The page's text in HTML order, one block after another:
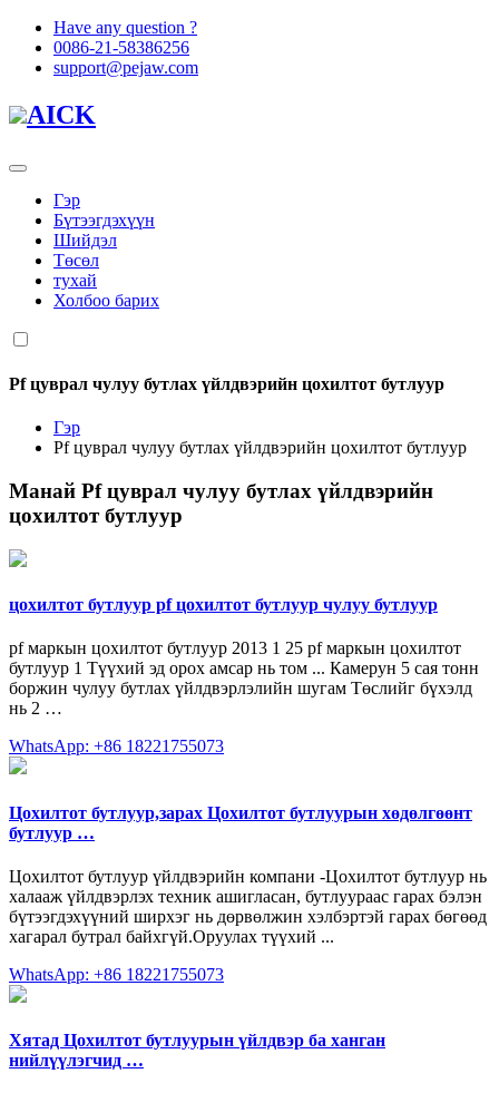
Have any question ?
0086-21-58386256
support@pejaw.com
AICK
Гэр
Бүтээгдэхүүн
Шийдэл
Төсөл
тухай
Холбоо барих
Pf цуврал чулуу бутлах үйлдвэрийн цохилтот бутлуур
Гэр
Pf цуврал чулуу бутлах үйлдвэрийн цохилтот бутлуур
Манай Pf цуврал чулуу бутлах үйлдвэрийн
цохилтот бутлуур
цохилтот бутлуур pf цохилтот бутлуур чулуу бутлуур
pf маркын цохилтот бутлуур 2013 1 25 pf маркын цохилтот
бутлуур 1 Түүхий эд орох амсар нь том ... Камерун 5 сая тонн
боржин чулуу бутлах үйлдвэрлэлийн шугам Төслийг бүхэлд
нь 2 …
WhatsApp: +86 18221755073
Цохилтот бутлуур,зарах Цохилтот бутлуурын хөдөлгөөнт
бутлуур …
Цохилтот бутлуур үйлдвэрийн компани -Цохилтот бутлуур нь
халааж үйлдвэрлэх техник ашигласан, бутлуураас гарах бэлэн
бүтээгдэхүүний ширхэг нь дөрвөлжин хэлбэртэй гарах бөгөөд
хагарал бутрал байхгүй.Оруулах түүхий ...
WhatsApp: +86 18221755073
Хятад Цохилтот бутлуурын үйлдвэр ба ханган
нийлүүлэгчид …